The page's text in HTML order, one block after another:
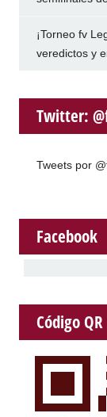
¡Torneo fv
veredictos y
Twitter:
Tweets por
Facebook
Código QR